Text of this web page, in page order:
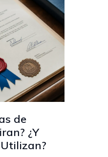
de
¿Y